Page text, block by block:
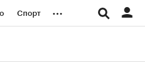
Спорт ...